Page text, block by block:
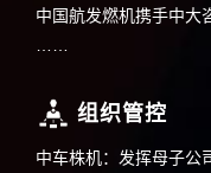
中国航发燃机携手中大
组织管控
中车株机：发挥母子公